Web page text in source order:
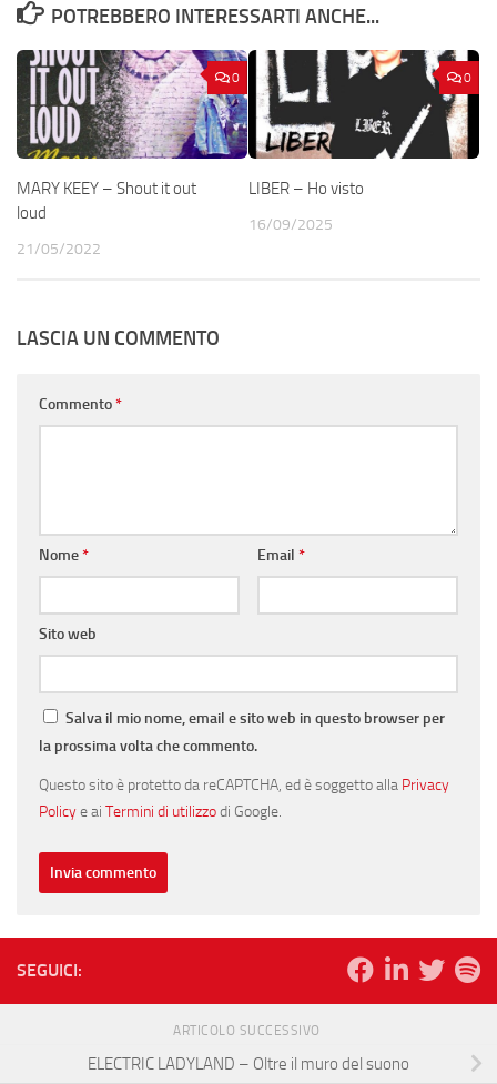
POTREBBERO INTERESSARTI ANCHE...
0
MARY KEEY – Shout it out
loud
21/05/2022
0
LIBER – Ho visto
16/09/2025
LASCIA UN COMMENTO
Commento*
Nome* Email *
Sito web
Salva il mio nome, email e sito web in questo browser per
la prossima volta che commento.
Questo sito è protetto da reCAPTCHA, ed è soggetto alla Privacy
Policye ai Termini di utilizzodi Google.
SEGUICI:
ARTICOLO SUCCESSIVO
ELECTRIC LADYLAND – Oltre il muro del suono